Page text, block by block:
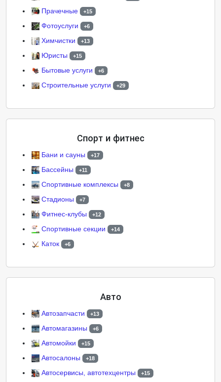
Прачечные +15
Фотоуслуги +6
Химчистки +13
Юристы +15
Бытовые услуги +6
Строительные услуги +29
Спорт и фитнес
Бани и сауны +17
Бассейны +11
Спортивные комплексы +8
Стадионы +7
Фитнес-клубы +12
Спортивные секции +14
Каток +6
Авто
Автозапчасти +13
Автомагазины +6
Автомойки +15
Автосалоны +18
Автосервисы, автотехцентры +15